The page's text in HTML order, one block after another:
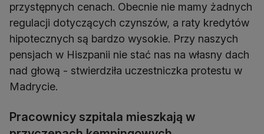
przystępnych cenach. Obecnie nie mamy żadnych
regulacji dotyczących czynszów, a raty kredytów
hipotecznych są bardzo wysokie. Przy naszych
pensjach w Hiszpanii nie stać nas na własny dach
nad głową - stwierdziła uczestniczka protestu w
Madrycie.
Pracownicy szpitala mieszkają w